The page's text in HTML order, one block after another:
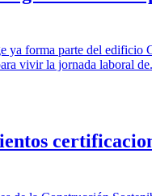
ya forma parte del edificio
vivir la jornada laboral